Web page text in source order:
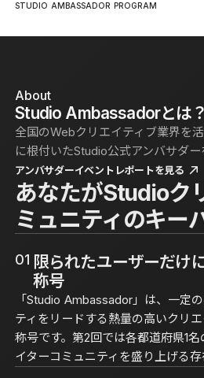
STUDIO AMBASSADOR PROGRAM
About
Studio Ambassadorとは？
全国のWebクリエイティブ業界を
に根付いたStudio公式アンバサダー
アンバサダーイベントレポートを見る
あなたがStudioク
ミュニティのキー
01 限られたユーザーだけ
称号
「Studio Ambassador」は、一定
ティをリードする熱量の高いクリ
称号です。第2回では各都道府県1
イターコミュニティを盛り上げる存